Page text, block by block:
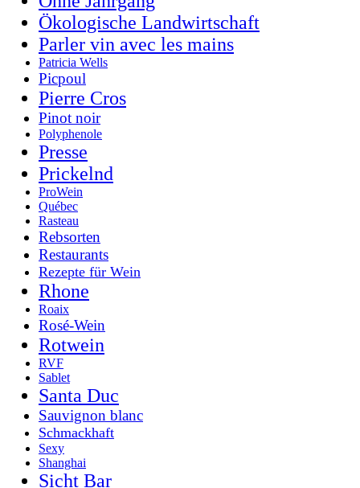
Ökologische Landwirtschaft
Parler vin avec les mains
Patricia Wells
Picpoul
Pierre Cros
Pinot noir
Polyphenole
Presse
Prickelnd
ProWein
Québec
Rasteau
Rebsorten
Restaurants
Rezepte für Wein
Rhone
Roaix
Rosé-Wein
Rotwein
RVF
Sablet
Santa Duc
Sauvignon blanc
Schmackhaft
Sexy
Shanghai
Sicht Bar